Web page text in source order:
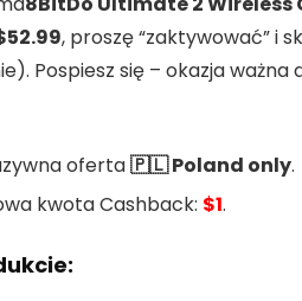
, proszę “zaktywować” i
Pospiesz się – okazja ważna
oferta🇵🇱 Poland only.
kwota Cashback: $1.